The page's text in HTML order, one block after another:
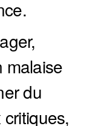
malaise
du